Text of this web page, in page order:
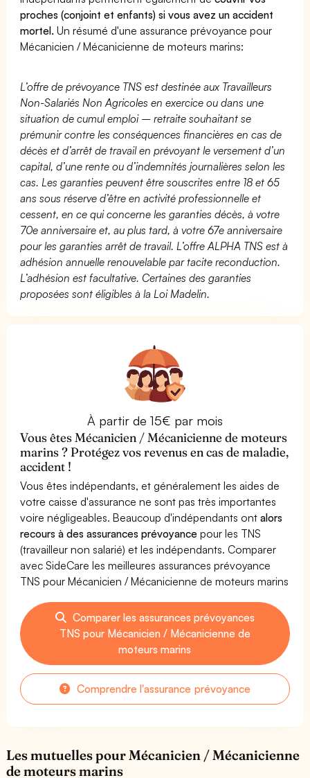
proches (conjoint et enfants) si vous avez un accident
mortel. Un résumé d'une assurance prévoyance pour
Mécanicien / Mécanicienne de moteurs marins:
L’offre de prévoyance TNS est destinée aux Travailleurs
Non-Salariés Non Agricoles en exercice ou dans une
situation de cumul emploi – retraite souhaitant se
prémunir contre les conséquences financières en cas de
décès et d’arrêt de travail en prévoyant le versement d’un
capital, d’une rente ou d’indemnités journalières selon les
cas. Les garanties peuvent être souscrites entre 18 et 65
ans sous réserve d’être en activité professionnelle et
cessent, en ce qui concerne les garanties décès, à votre
70e anniversaire et, au plus tard, à votre 67e anniversaire
pour les garanties arrêt de travail. L’offre ALPHA TNS est à
adhésion annuelle renouvelable par tacite reconduction.
L’adhésion est facultative. Certaines des garanties
proposées sont éligibles à la Loi Madelin.
À partir de 15€ par mois
Vous êtes Mécanicien / Mécanicienne de moteurs
marins ? Protégez vos revenus en cas de maladie,
accident !
Vous êtes indépendants, et généralement les aides de
votre caisse d'assurance ne sont pas très importantes
voire négligeables. Beaucoup d'indépendants ontalors
recours à des assurances prévoyance pour les TNS
(travailleur non salarié) et les indépendants. Comparer
avec SideCare les meilleures assurances prévoyance
TNS pour Mécanicien / Mécanicienne de moteurs marins
Comparer les assurances prévoyances
TNS pour Mécanicien / Mécanicienne de
moteurs marins
Comprendre l'assurance prévoyance
Les mutuelles pour Mécanicien / Mécanicienne
de moteurs marins